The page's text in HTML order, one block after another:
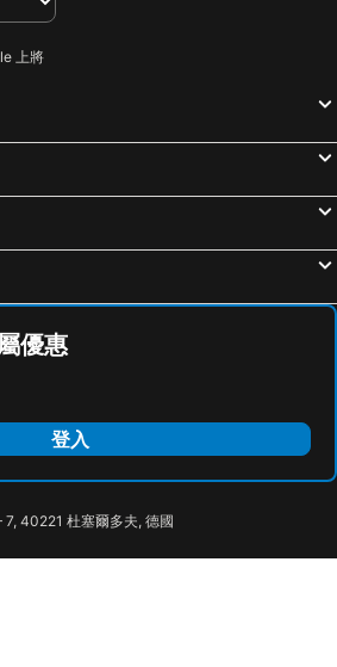
Resort One Hotel
Chungtang Spring Flagship Hotel
Follow Me designed B&B
士林夜市
宜蘭礁溪溫泉公園
捷運忠孝新生站
台北國父紀念館
宜蘭酒廠
羅東車站
上將
優惠
登入
7, 40221 杜塞爾多夫, 德國